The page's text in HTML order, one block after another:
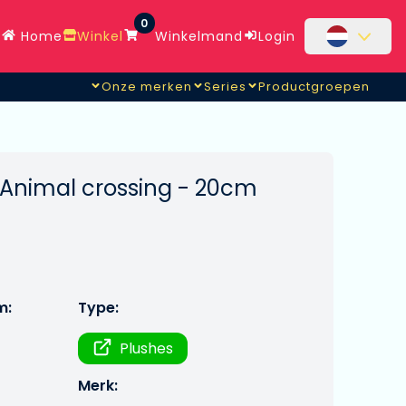
Home Winkel
0
Winkelmand Login
Onze merken Series Productgroepen
crossing - 20cm
Type:
Plushes
Merk: